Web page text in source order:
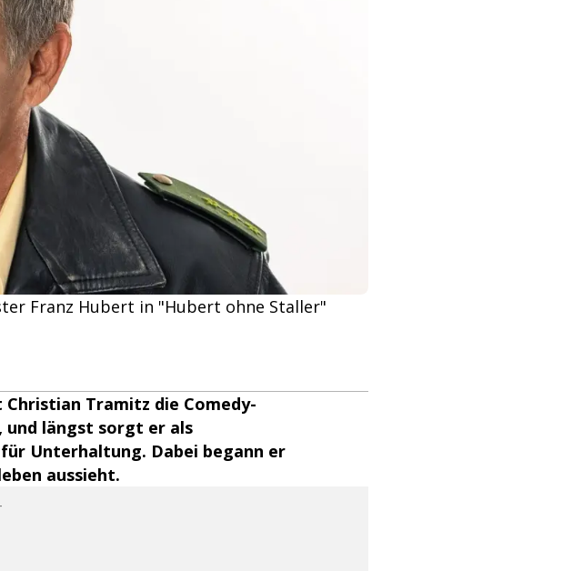
Franz Hubert in "Hubert ohne Staller"
Tramitz die Comedy-
und längst sorgt er als
Unterhaltung. Dabei begann er
aussieht.